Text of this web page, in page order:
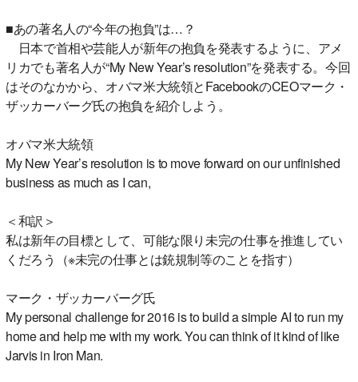
■あの著名人の“今年の抱負”は…？
日本で首相や芸能人が新年の抱負を発表するように、アメ
リカでも著名人が“My New Year’s resolution”を発表する。今回
はそのなかから、オバマ米大統領とFacebookのCEOマーク・
ザッカーバーグ氏の抱負を紹介しよう。
オバマ米大統領
My New Year’s resolution is to move forward on our unfinished
business as much as I can,
＜和訳＞
私は新年の目標として、可能な限り未完の仕事を推進してい
くだろう（※未完の仕事とは銃規制等のことを指す）
マーク・ザッカーバーグ氏
My personal challenge for 2016 is to build a simple AI to run my
home and help me with my work. You can think of it kind of like
Jarvis in Iron Man.